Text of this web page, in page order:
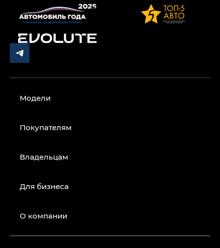
Модели
Покупателям
Владельцам
Для бизнеса
О компании